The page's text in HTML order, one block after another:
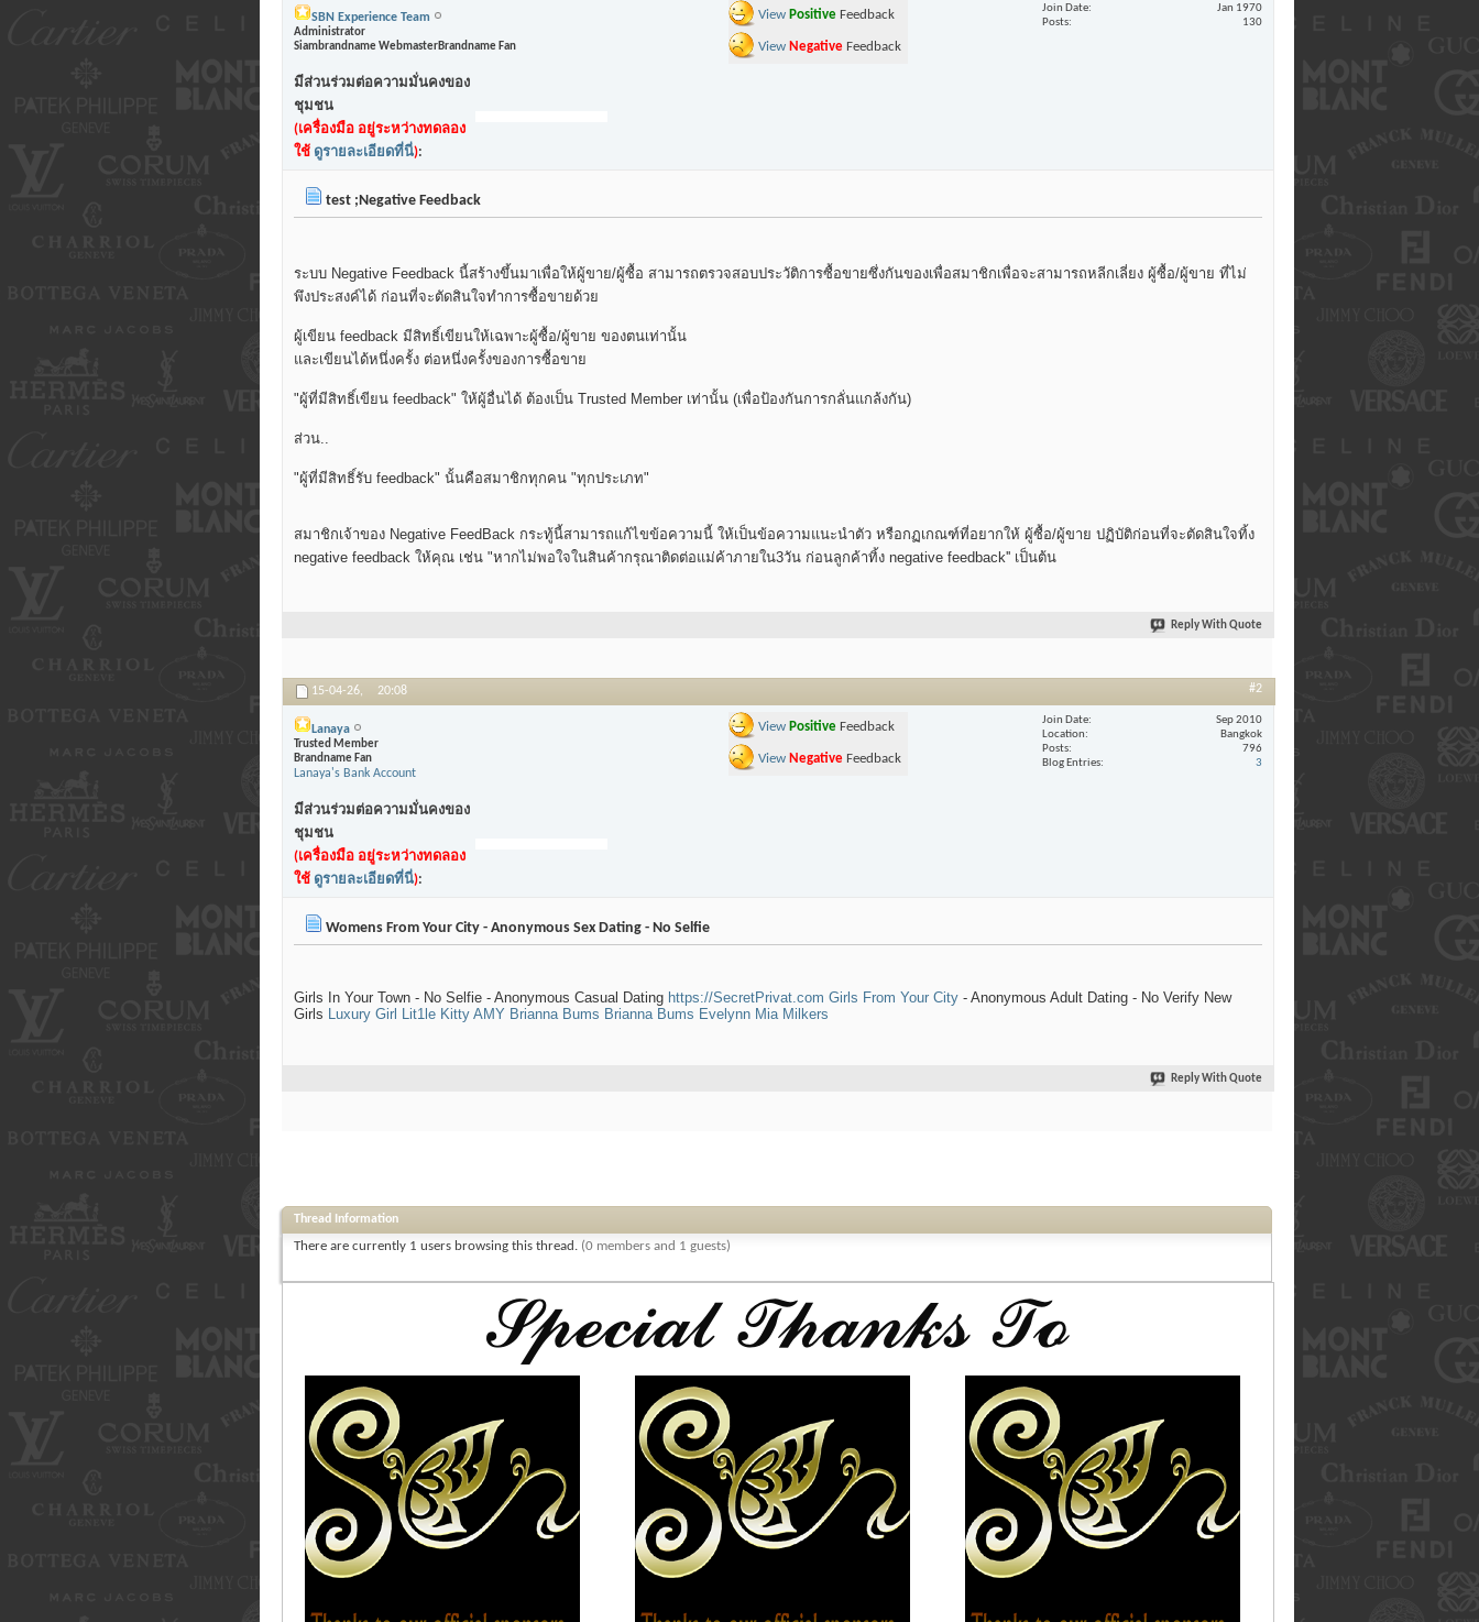
SBN Experience Team
Administrator
Siambrandname WebmasterBrandname Fan
มีส่วนร่วมต่อความมั่นคงของ
ชุมชน
(เครื่องมือ อยู่ระหว่างทดลอง
ใช้ ดูรายละเอียดที่นี่):
View Positive Feedback
View Negative Feedback
Join Date
Jan 1970
Posts
130
test ;Negative Feedback
ระบบ Negative Feedback นี้สร้างขึ้นมาเพื่อให้ผู้ขาย/ผู้ซื้อ สามารถตรวจสอบประวัติการซื้อขายซึ่งกันของเพื่อสมาชิกเพื่อจะสามารถหลีกเลี่ยง ผู้ซื้อ/ผู้ขาย ที่ไม่
พึงประสงค์ได้ ก่อนที่จะตัดสินใจทำการซื้อขายด้วย
ผู้เขียน feedback มีสิทธิ์เขียนให้เฉพาะผู้ซื้อ/ผู้ขาย ของตนเท่านั้น
และเขียนได้หนึ่งครั้ง ต่อหนึ่งครั้งของการซื้อขาย
"ผู้ที่มีสิทธิ์เขียน feedback" ให้ผู้อื่นได้ ต้องเป็น Trusted Member เท่านั้น (เพื่อป้องกันการกลั่นแกล้งกัน)
ส่วน..
"ผู้ที่มีสิทธิ์รับ feedback" นั้นคือสมาชิกทุกคน "ทุกประเภท"
สมาชิกเจ้าของ Negative FeedBack กระทู้นี้สามารถแก้ไขข้อความนี้ ให้เป็นข้อความแนะนำตัว หรือกฏเกณฑ์ที่อยากให้ ผู้ซื้อ/ผู้ขาย ปฏิบัติก่อนที่จะตัดสินใจทิ้ง
negative feedback ให้คุณ เช่น "หากไม่พอใจในสินค้ากรุณาติดต่อแม่ค้าภายใน3วัน ก่อนลูกค้าทิ้ง negative feedback'' เป็นต้น
Reply With Quote
15-04-26, 20:08 #2
Lanaya
Trusted Member
Brandname Fan
Lanaya's Bank Account
มีส่วนร่วมต่อความมั่นคงของ
ชุมชน
(เครื่องมือ อยู่ระหว่างทดลอง
ใช้ ดูรายละเอียดที่นี่):
View Positive Feedback
View Negative Feedback
Join Date
Sep 2010
Location
Bangkok
Posts
796
Blog Entries
3
Womens From Your City - Anonymous Sex Dating - No Selfie
Girls In Your Town - No Selfie - Anonymous Casual Dating https://SecretPrivat.com Girls From Your City - Anonymous Adult Dating - No Verify New
Girls Luxury Girl Lit1le Kitty AMY Brianna Bums Brianna Bums Evelynn Mia Milkers
Reply With Quote
Thread Information
There are currently 1 users browsing this thread. (0 members and 1 guests)